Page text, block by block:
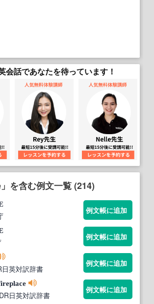
会話であなたを待っています！
を含む例文一覧 (214)
例文帳に追加
例文帳に追加
日英対訳辞書
例文帳に追加
日英対訳辞書
例文帳に追加